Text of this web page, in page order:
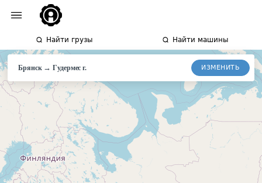
Найти грузы Найти машины
Брянск→Гудермесг. ИЗМЕНИТЬ